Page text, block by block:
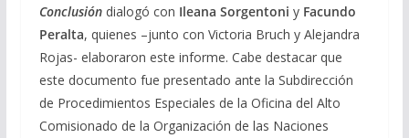
Conclusión dialogó con Ileana Sorgentoni y Facundo
Peralta, quienes –junto con Victoria Bruch y Alejandra
Rojas- elaboraron este informe. Cabe destacar que
este documento fue presentado ante la Subdirección
de Procedimientos Especiales de la Oficina del Alto
Comisionado de la Organización de las Naciones